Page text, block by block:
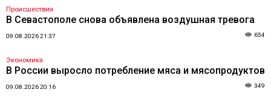
Происшествия
В Севастополе снова объявлена воздушная тревога
09.08.2026 21:37 654
Экономика
В России выросло потребление мяса и мясопродуктов
09.08.2026 20:16 349